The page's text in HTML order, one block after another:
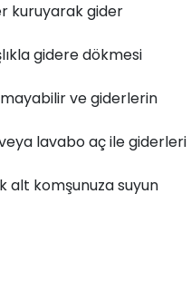
kuruyarak gider
gidere dökmesi
ve giderlerin
lavabo aç ile giderleri
alt komşunuza suyun